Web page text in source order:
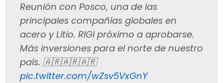
Reunión con Posco, una de las
principales compañías globales en
acero y Litio. RIGI próximo a aprobarse.
Más inversiones para el norte de nuestro
país. 🇦🇷🇦🇷🇦🇷
pic.twitter.com/wZsv5VxGnY